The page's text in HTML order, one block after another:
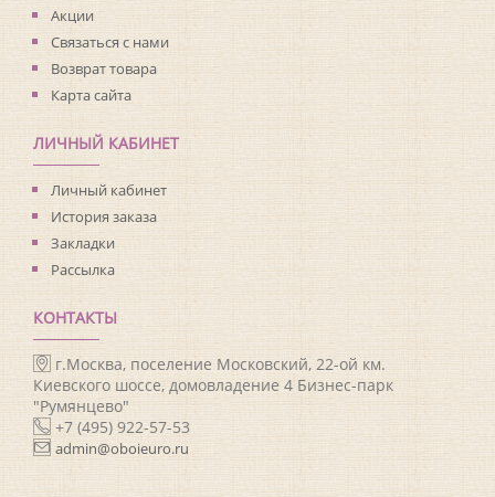
Акции
Связаться с нами
Возврат товара
Карта сайта
ЛИЧНЫЙ КАБИНЕТ
Личный кабинет
История заказа
Закладки
Рассылка
КОНТАКТЫ
г.Москва, поселение Московский, 22-ой км.
Киевского шоссе, домовладение 4 Бизнес-парк
"Румянцево"
+7 (495) 922-57-53
admin@oboieuro.ru